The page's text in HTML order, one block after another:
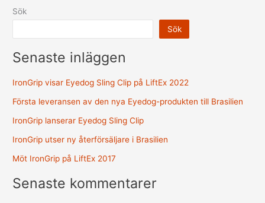
Sök
Sök
Senaste inläggen
IronGrip visar Eyedog Sling Clip på LiftEx 2022
Första leveransen av den nya Eyedog-produkten till Brasilien
IronGrip lanserar Eyedog Sling Clip
IronGrip utser ny återförsäljare i Brasilien
Möt IronGrip på LiftEx 2017
Senaste kommentarer